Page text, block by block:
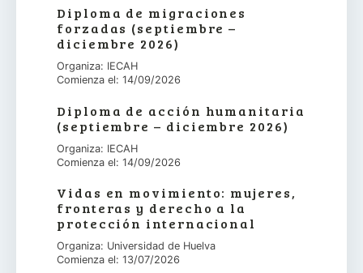
Diploma de migraciones
forzadas (septiembre –
diciembre 2026)
Organiza: IECAH
Comienza el: 14/09/2026
Diploma de acción humanitaria
(septiembre – diciembre 2026)
Organiza: IECAH
Comienza el: 14/09/2026
Vidas en movimiento: mujeres,
fronteras y derecho a la
protección internacional
Organiza: Universidad de Huelva
Comienza el: 13/07/2026